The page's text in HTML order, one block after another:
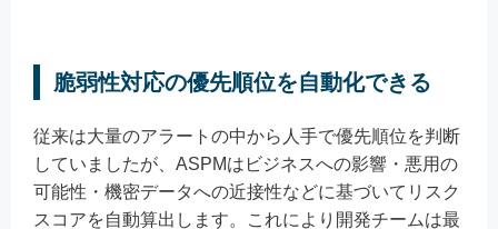
脆弱性対応の優先順位を自動化できる
従来は大量のアラートの中から人手で優先順位を判断
していましたが、ASPMはビジネスへの影響・悪用の
可能性・機密データへの近接性などに基づいてリスク
スコアを自動算出します。これにより開発チームは最